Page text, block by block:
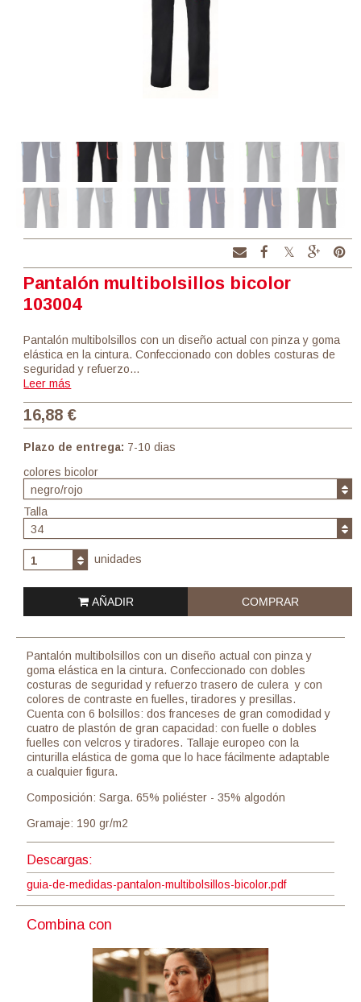
Pantalón multibolsillos bicolor
103004
Pantalón multibolsillos con un diseño actual con pinza y goma
elástica en la cintura. Confeccionado con dobles costuras de
seguridad y refuerzo…
Leer más
16,88 €
Plazo de entrega: 7-10 dias
colores bicolor
negro/rojo
Talla
34
1 unidades
AÑADIR COMPRAR
Pantalón multibolsillos con un diseño actual con pinza y
goma elástica en la cintura. Confeccionado con dobles
costuras de seguridad y refuerzo trasero de culera y con
colores de contraste en fuelles, tiradores y presillas.
Cuenta con 6 bolsillos: dos franceses de gran comodidad y
cuatro de plastón de gran capacidad: con fuelle o dobles
fuelles con velcros y tiradores. Tallaje europeo con la
cinturilla elástica de goma que lo hace fácilmente adaptable
a cualquier figura.
Composición: Sarga. 65% poliéster - 35% algodón
Gramaje: 190 gr/m2
Descargas:
guia-de-medidas-pantalon-multibolsillos-bicolor.pdf
Combina con